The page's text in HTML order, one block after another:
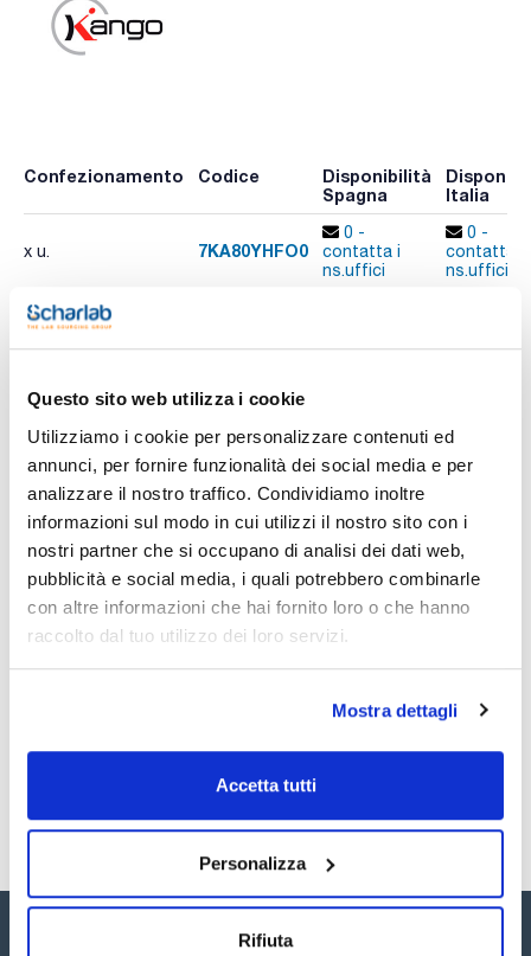
Questo sito web utilizza i cookie
Utilizziamo i cookie per personalizzare contenuti ed
annunci, per fornire funzionalità dei social media e per
analizzare il nostro traffico. Condividiamo inoltre
informazioni sul modo in cui utilizzi il nostro sito con i
nostri partner che si occupano di analisi dei dati web,
pubblicità e social media, i quali potrebbero combinarle
con altre informazioni che hai fornito loro o che hanno
raccolto dal tuo utilizzo dei loro servizi.
Mostra dettagli
Accetta tutti
Personalizza
Rifiuta
Confezionamento Codice
Disponibilità
Spagna
Italia
x u. 7KA80YHFO0
0 -
contatta i
ns.uffici
0 -
contatta i
ns.uffici
Caratteristiche
Gambe : Piede a ferro di cavallo in acciaio rivestito in PVC
Seduta regolabile : Sì, in altezza con tubo di prolunga
Poggiapiedi : No
Altezza seduta (mm) : 630-860 (senza tubo) 750-980 (con
tubo)
Colore : Nero
Camera bianca : No
Conf. (unità) : 1
Sedie e sgabelli non sono solo un elemento di comfort ma
Il piano e lo schienale sono ergonomici e realizzati in
sudorazione ,si puliscono facilmente, e sono adatti per uso
Sono disponibili varie opzioni in termini di altezza, materiale,
poggiapiedi, ruote e colore.
Vedi di più
Documentazione tecnica